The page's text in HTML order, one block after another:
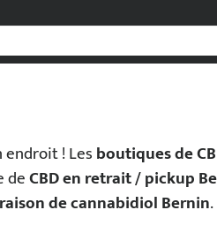
endroit ! Lesboutiques de
deCBD en retrait / pickup
de cannabidiol Bernin